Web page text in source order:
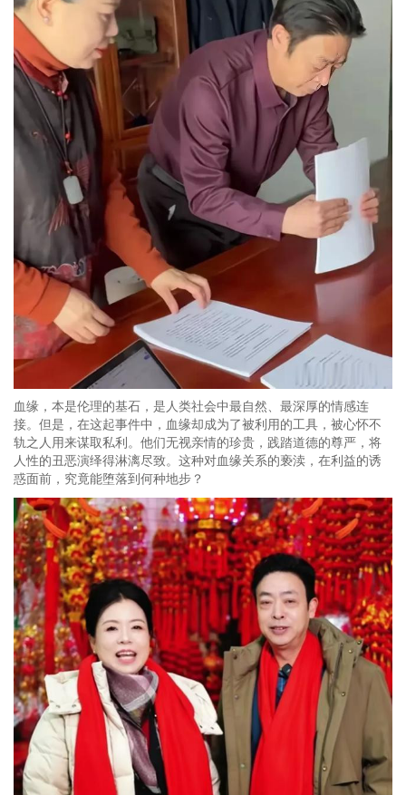
血缘，本是伦理的基石，是人类社会中最自然、最深厚的情感连
接。但是，在这起事件中，血缘却成为了被利用的工具，被心怀不
轨之人用来谋取私利。他们无视亲情的珍贵，践踏道德的尊严，将
人性的丑恶演绎得淋漓尽致。这种对血缘关系的亵渎，在利益的诱
惑面前，究竟能堕落到何种地步？